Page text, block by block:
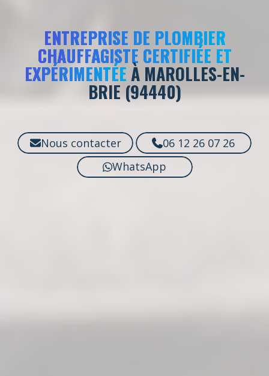
ENTREPRISE DE PLOMBIER
CHAUFFAGISTE CERTIFIÉE ET
EXPÉRIMENTÉEÀ MAROLLES-EN-
BRIE (94440)
Nous contacter
06 12 26 07 26
WhatsApp